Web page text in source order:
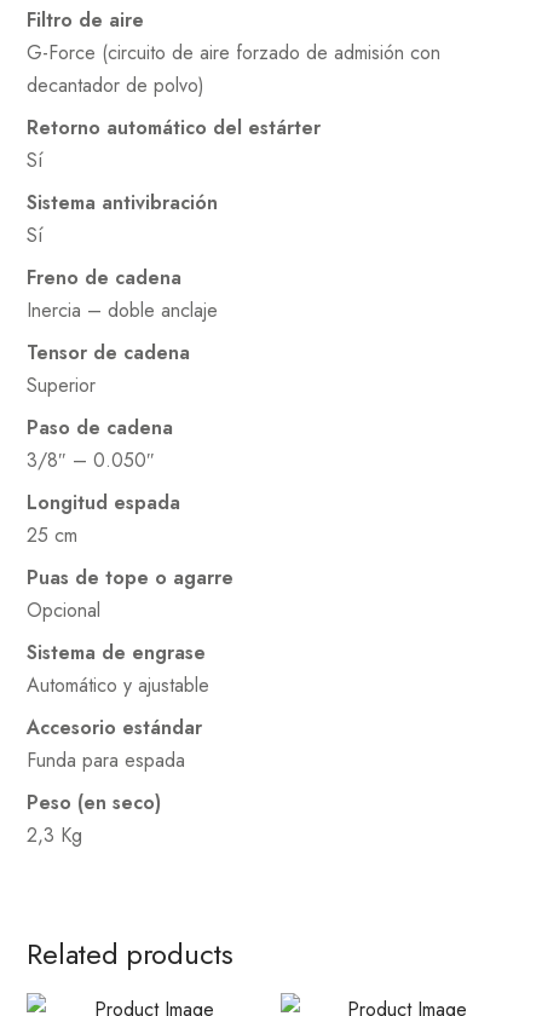
Filtro de aire
G-Force (circuito de aire forzado de admisión con
decantador de polvo)
Retorno automático del estárter
Sí
Sistema antivibración
Sí
Freno de cadena
Inercia – doble anclaje
Tensor de cadena
Superior
Paso de cadena
3/8″ – 0.050″
Longitud espada
25 cm
Puas de tope o agarre
Opcional
Sistema de engrase
Automático y ajustable
Accesorio estándar
Funda para espada
Peso (en seco)
2,3 Kg
Related products